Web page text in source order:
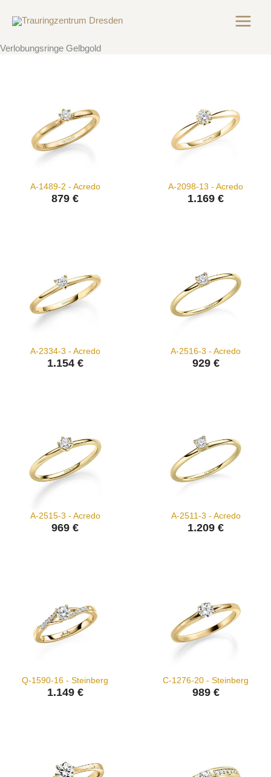
Inhalt
Verlobungsringe Gelbgold
A-1489-2 - Acredo
879 €
A-2098-13 - Acredo
1.169 €
A-2334-3 - Acredo
1.154 €
A-2516-3 - Acredo
929 €
A-2515-3 - Acredo
969 €
A-2511-3 - Acredo
1.209 €
Q-1590-16 - Steinberg
1.149 €
C-1276-20 - Steinberg
989 €